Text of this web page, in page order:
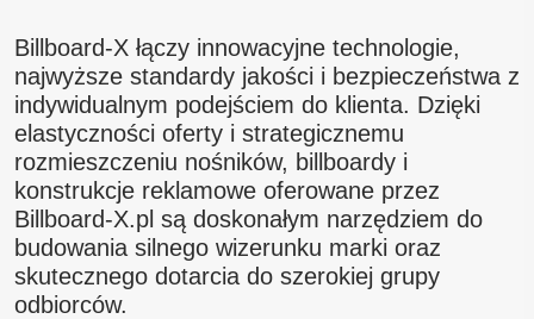
Billboard-X łączy innowacyjne technologie,
najwyższe standardy jakości i bezpieczeństwa z
indywidualnym podejściem do klienta. Dzięki
elastyczności oferty i strategicznemu
rozmieszczeniu nośników, billboardy i
konstrukcje reklamowe oferowane przez
Billboard-X.pl są doskonałym narzędziem do
budowania silnego wizerunku marki oraz
skutecznego dotarcia do szerokiej grupy
odbiorców.